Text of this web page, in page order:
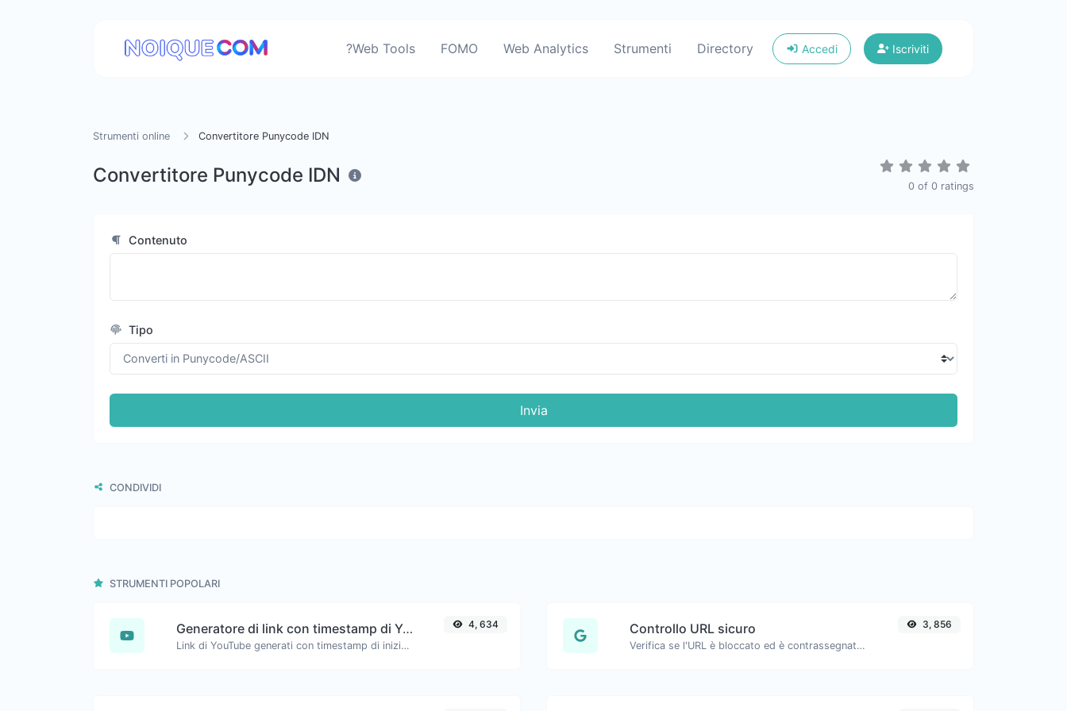
?Web Tools FOMO Web Analytics Strumenti Directory Accedi Iscriviti
Strumenti online Convertitore Punycode IDN
Convertitore Punycode IDN 0 of 0 ratings
Contenuto
Tipo
Invia
CONDIVIDI
STRUMENTI POPOLARI
Generatore di link con timestamp di YouTube
Link di YouTube generati con timestamp di inizio preciso, utili per gli utenti mobili.
4, 634 Controllo URL sicuro
Verifica se l'URL è bloccato ed è contrassegnato come sicuro/insicuro da Google.
3, 856